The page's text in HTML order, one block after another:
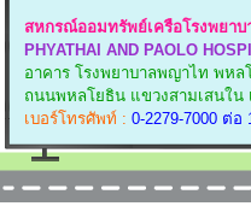
สหกรณ์ออมทรัพย์เครือโรงพยา
PHYATHAI AND PAOLO
อาคาร โรงพยาบาลพญาไท พหล
ถนนพหลโยธิน แขวงสามเสนใน
เบอร์โทรศัพท์ : 0-2279-7000 ต่